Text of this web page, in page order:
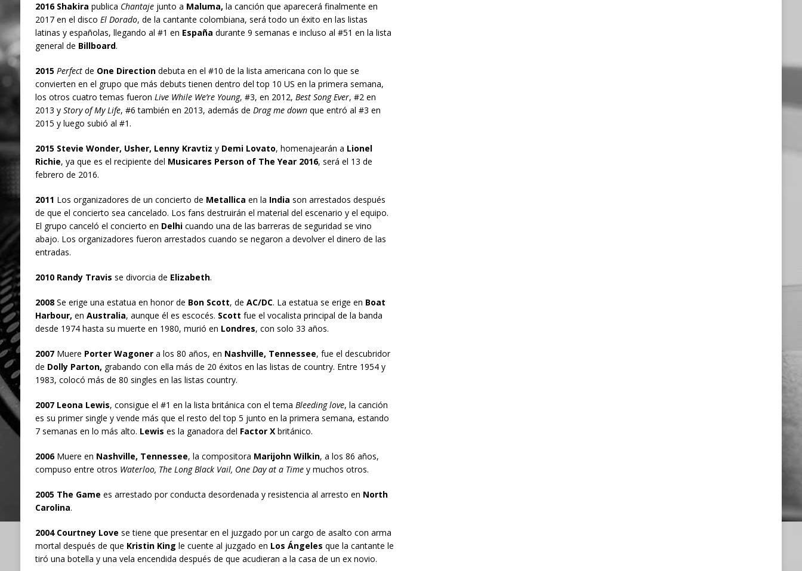
2016 Shakira publica Chantajejunto a Maluma, la canción que aparecerá finalmente en
2017 en el disco El Dorado, de la cantante colombiana, será todo un éxito en las listas
latinas y españolas, llegando al #1 en España durante 9 semanas e incluso al #51 en la lista
general de Billboard.
2015 Perfectde One Directiondebuta en el #10 de la lista americana con lo que se
convierten en el grupo que más debuts tienen dentro del top 10 US en la primera semana,
los otros cuatro temas fueron Live While We’re Young, #3, en 2012, Best Song Ever, #2 en
2013 y Story of My Life, #6 también en 2013, además de Drag me downque entró al #3 en
2015 y luego subió al #1.
2015 Stevie Wonder, Usher, Lenny Kravtiz yDemi Lovato, homenajearán a Lionel
Richie, ya que es el recipiente del Musicares Person of The Year 2016, será el 13 de
febrero de 2016.
2011 Los organizadores de un concierto de Metallica en la India son arrestados después
de que el concierto sea cancelado. Los fans destruirán el material del escenario y el equipo.
El grupo canceló el concierto en Delhicuando una de las barreras de seguridad se vino
abajo. Los organizadores fueron arrestados cuando se negaron a devolver el dinero de las
entradas.
2010 Randy Travis se divorcia de Elizabeth.
2008Se erige una estatua en honor de Bon Scott, de AC/DC. La estatua se erige en Boat
Harbour, en Australia, aunque él es escocés. Scott fue el vocalista principal de la banda
desde 1974 hasta su muerte en 1980, murió en Londres, con solo 33 años.
2007Muere Porter Wagonera los 80 años, en Nashville, Tennessee, fue el descubridor
de Dolly Parton, grabando con ella más de 20 éxitos en las listas de country. Entre 1954 y
1983, colocó más de 80 singles en las listas country.
2007 Leona Lewis, consigue el #1 en la lista británica con el tema Bleeding love, la canción
es su primer single y vende más que el resto del top 5 junto en la primera semana, estando
7 semanas en lo más alto. Lewis es la ganadora del Factor Xbritánico.
2006Muere en Nashville, Tennessee, la compositora Marijohn Wilkin, a los 86 años,
compuso entre otros Waterloo, The Long Black Vail, One Day at a Timey muchos otros.
2005 The Game es arrestado por conducta desordenada y resistencia al arresto en North
Carolina.
2004 Courtney Love se tiene que presentar en el juzgado por un cargo de asalto con arma
mortal después de que Kristin King le cuente al juzgado en Los Ángeles que la cantante le
tiró una botella y una vela encendida después de que acudieran a la casa de un ex novio.